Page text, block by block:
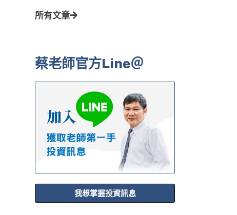
所有文章
蔡老師官方Line＠
我想掌握投資訊息